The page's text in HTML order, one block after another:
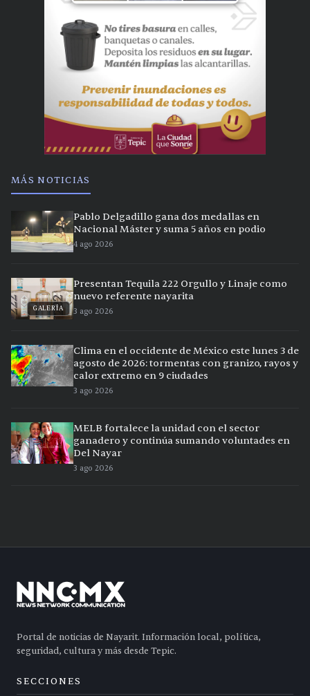
MÁS NOTICIAS
Pablo Delgadillo gana dos medallas en
Nacional Máster y suma 5 años en podio
4 ago 2026
GALERÍA
Presentan Tequila 222 Orgullo y Linaje como
nuevo referente nayarita
3 ago 2026
Clima en el occidente de México este lunes 3 de
agosto de 2026: tormentas con granizo, rayos y
calor extremo en 9 ciudades
3 ago 2026
MELB fortalece la unidad con el sector
ganadero y continúa sumando voluntades en
Del Nayar
3 ago 2026
Portal de noticias de Nayarit. Información local, política,
seguridad, cultura y más desde Tepic.
SECCIONES